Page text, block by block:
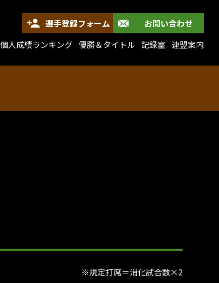
選手登録フォーム
お問い合わせ
個人成績ランキング 優勝＆タイトル 記録室 連盟案内
※規定打席＝消化試合数×2